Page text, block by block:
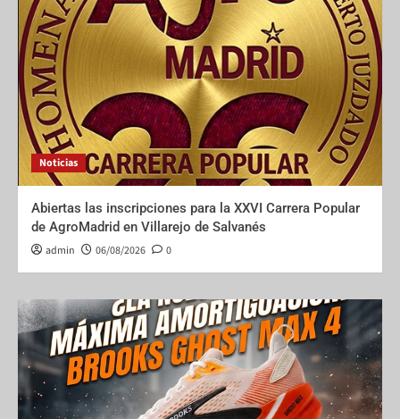
Noticias
Abiertas las inscripciones para la XXVI Carrera Popular
de AgroMadrid en Villarejo de Salvanés
admin 06/08/2026 0